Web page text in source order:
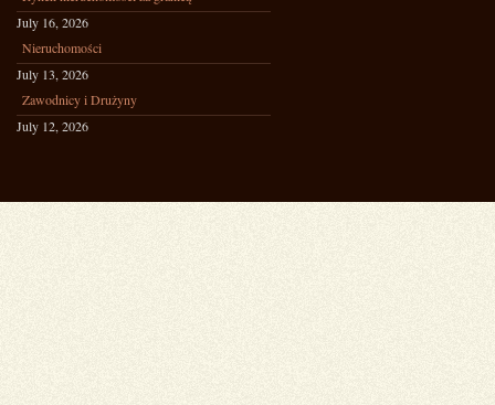
July 16, 2026
Nieruchomości
July 13, 2026
Zawodnicy i Drużyny
July 12, 2026